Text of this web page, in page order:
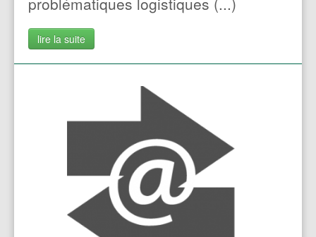
lire la suite